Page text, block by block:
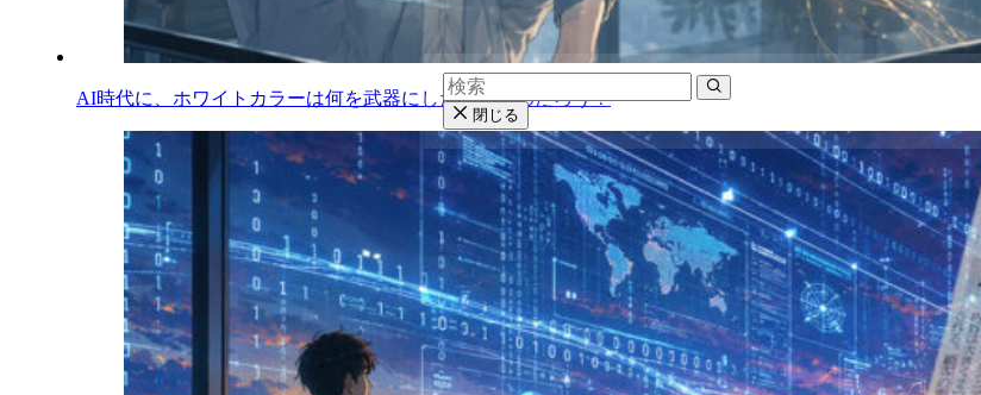
AI時代に、ホワイトカラーは何を武器にしたらいいのだろう？
閉じる